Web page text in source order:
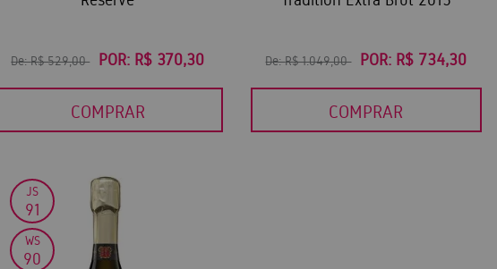
De:R$ 529,00 POR: R$ 370,30
COMPRAR
De:R$ 1.049,00 POR: R$ 734,30
COMPRAR
JS
91
WS
90